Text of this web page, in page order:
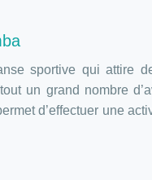
sportive qui attire
un grand nombre
d’effectuer une